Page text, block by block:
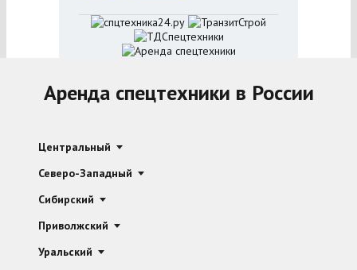
Аренда спецтехники в России
Центральный
Северо-Западный
Сибирский
Приволжский
Уральский